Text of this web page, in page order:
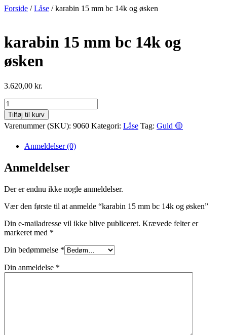
Videre
Forside /Låse / karabin 15 mm bc 14k og øsken
karabin 15 mm bc 14k og
øsken
3.620,00 kr.
karabin
15
mm
bc
antal
Tilføj til kurv
Varenummer (SKU): 9060 Kategori: Låse Tag: Guld 🟡
Anmeldelser (0)
Anmeldelser
Der er endnu ikke nogle anmeldelser.
Vær den første til at anmelde “karabin 15 mm bc 14k og øsken”
Din e-mailadresse vil ikke blive publiceret. Krævede felter er
markeret med *
Din bedømmelse *
Din anmeldelse *